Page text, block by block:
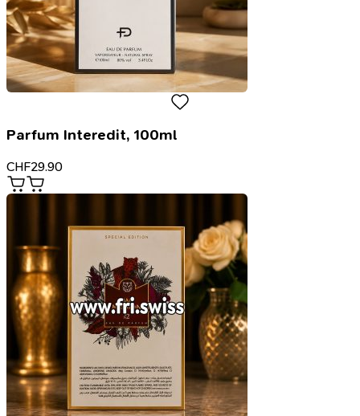
Parfum Interedit, 100ml
CHF29.90